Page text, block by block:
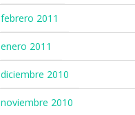
febrero 2011
enero 2011
diciembre 2010
noviembre 2010